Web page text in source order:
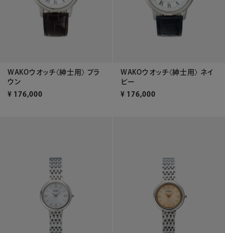
WAKOウオッチ〈紳士用〉 ブラ
ウン
¥ 176,000
WAKOウオッチ〈紳士用〉 ネイ
ビー
¥ 176,000